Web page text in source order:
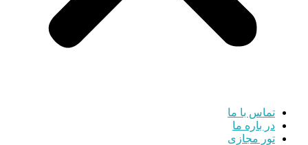
تماس با ما
در باره ما
تور مجازی